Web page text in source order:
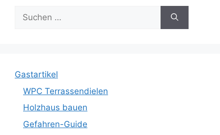
Suche
nach:
Gastartikel
WPC Terrassendielen
Holzhaus bauen
Gefahren-Guide